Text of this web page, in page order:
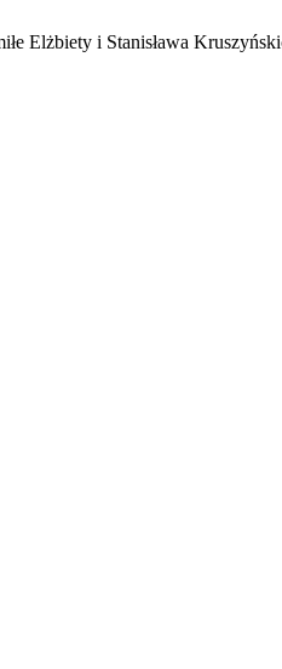
Elżbiety i Stanisława